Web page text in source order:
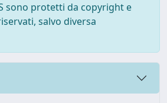
sono protetti da copyright e
salvo diversa